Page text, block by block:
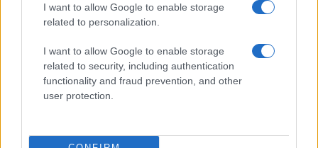
I want to allow Google to enable storage
related to personalization.
I want to allow Google to enable storage
related to security, including authentication
functionality and fraud prevention, and other
user protection.
Bocciature scolastiche: i casi giudiziari che hanno
fatto discutere
Marco Tessari · 3 Ago 2026